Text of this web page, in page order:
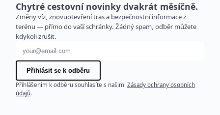
Chytré cestovní novinky dvakrát měsíčně.
Změny víz, znovuotevření tras a bezpečnostní informace z
terénu — přímo do vaší schránky. Žádný spam, odběr můžete
kdykoli zrušit.
E-mailová adresa
Přihlásit se k odběru
Přihlášením k odběru souhlasíte s našimi Zásady ochrany osobních
údajů.